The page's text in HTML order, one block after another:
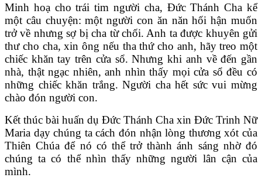
Minh hoạ cho trái tim người cha, Đức Thánh Cha kể
một câu chuyện: một người con ăn năn hối hận muốn
trở về nhưng sợ bị cha từ chối. Anh ta được khuyên gửi
thư cho cha, xin ông nếu tha thứ cho anh, hãy treo một
chiếc khăn tay trên cửa sổ. Nhưng khi anh về đến gần
nhà, thật ngạc nhiên, anh nhìn thấy mọi cửa sổ đều có
những chiếc khăn trắng. Người cha hết sức vui mừng
chào đón người con.
Kết thúc bài huấn dụ Đức Thánh Cha xin Đức Trinh Nữ
Maria dạy chúng ta cách đón nhận lòng thương xót của
Thiên Chúa để nó có thể trở thành ánh sáng nhờ đó
chúng ta có thể nhìn thấy những người lân cận của
mình.